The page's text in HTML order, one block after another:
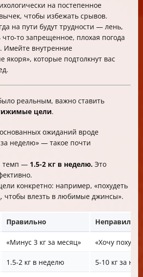
на постепенное
чтобы избежать срывов.
на пути будут трудности — лень,
то запрещенное, плохая погода
Имейте внутренние
якоря», которые подтолкнут вас
реальным, важно ставить
цели.
ожиданий вроде
за неделю» — такое почти
темп — 1.5-2 кг в неделю. Это
конкретно: например, «похудеть
чтобы влезть в любимые джинсы».
Правильно
«Минус 3 кг за месяц» «Хочу
1.5-2 кг в неделю 5-10 кг за